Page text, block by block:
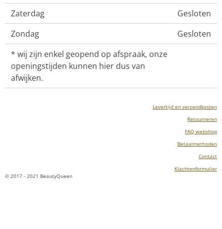
Zaterdag
Gesloten
Zondag
Gesloten
* wij zijn enkel geopend op afspraak, onze
openingstijden kunnen hier dus van
afwijken.
Levertijd en verzendkosten
Retourneren
FAQ webshop
Betaalmethoden
Contact
Klachtenformulier
© 2017 - 2021 BeautyQueen